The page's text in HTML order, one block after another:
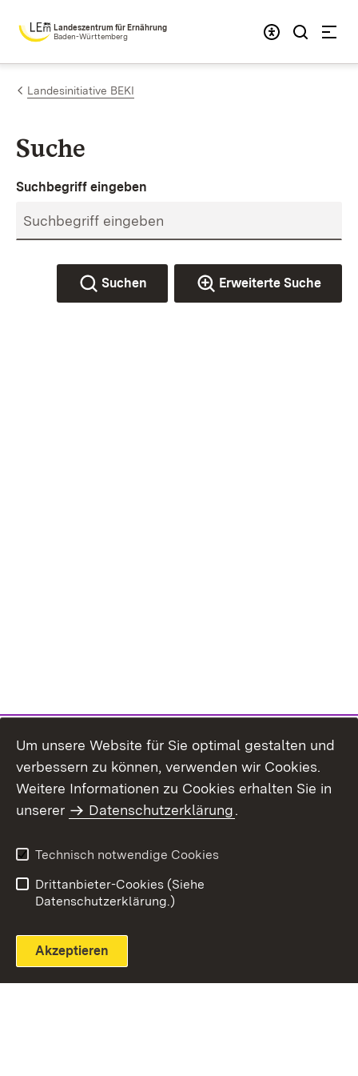
Zum Inhalt springen
Landeszentrum für Ernährung
Baden-Württemberg
Landesinitiative BEKI
Suche
Suchbegriff eingeben
Suchen Erweiterte Suche
Themenübersicht
Um unsere Website für Sie optimal gestalten und
verbessern zu können, verwenden wir Cookies.
Weitere Informationen zu Cookies erhalten Sie in
unserer
Datenschutzerklärung.
Technisch notwendige Cookies
Drittanbieter-Cookies (Siehe
Datenschutzerklärung.)
Akzeptieren